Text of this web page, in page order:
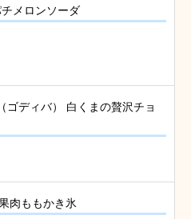
メロンソーダ
ゴディバ） 白くまの贅沢チョ
肉ももかき氷